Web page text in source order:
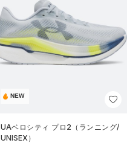
NEW
UAベロシティ プロ2（ランニング/
UNISEX）